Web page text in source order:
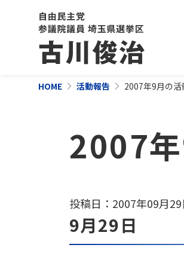
HOME 活動報告 2007年9月の
2007
投稿日：2007年09月29
9月29日